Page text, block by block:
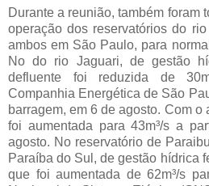
Durante a reunião, também foram
operação dos reservatórios do
ambos em São Paulo, para
No do rio Jaguari, de gestão
defluente foi reduzida de
Companhia Energética de São
barragem, em 6 de agosto. Com
foi aumentada para 43m³/s a
agosto. No reservatório de
Paraíba do Sul, de gestão hídrica
que foi aumentada de 62m³/s